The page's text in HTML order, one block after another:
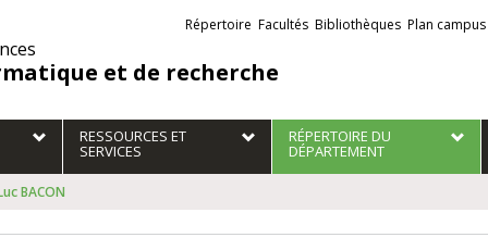
et de recherche
Liens
externes
Répertoire Facultés Bibliothèques Plan campus
RESSOURCES ET
SERVICES
RÉPERTOIRE DU
DÉPARTEMENT
BACON